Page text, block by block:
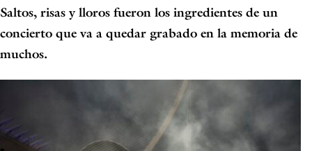
Saltos, risas y lloros fueron los ingredientes de un
concierto que va a quedar grabado en la memoria de
muchos.